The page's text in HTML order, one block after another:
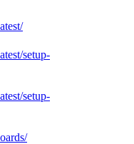
setup-
setup-